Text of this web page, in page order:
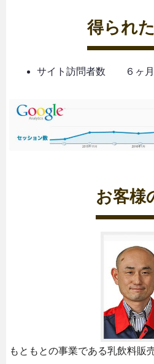
得られ
サイト訪問者数 ６ヶ月
お客様
もともとの事業である乳飲料販